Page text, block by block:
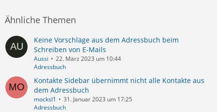
Ähnliche Themen
Keine Vorschläge aus dem Adressbuch beim
Schreiben von E-Mails
Aussi
22. März 2023 um 10:44
Adressbuch
Kontakte Sidebar übernimmt nicht alle Kontakte aus
dem Adressbuch
mocksl1
31. Januar 2023 um 17:25
Adressbuch